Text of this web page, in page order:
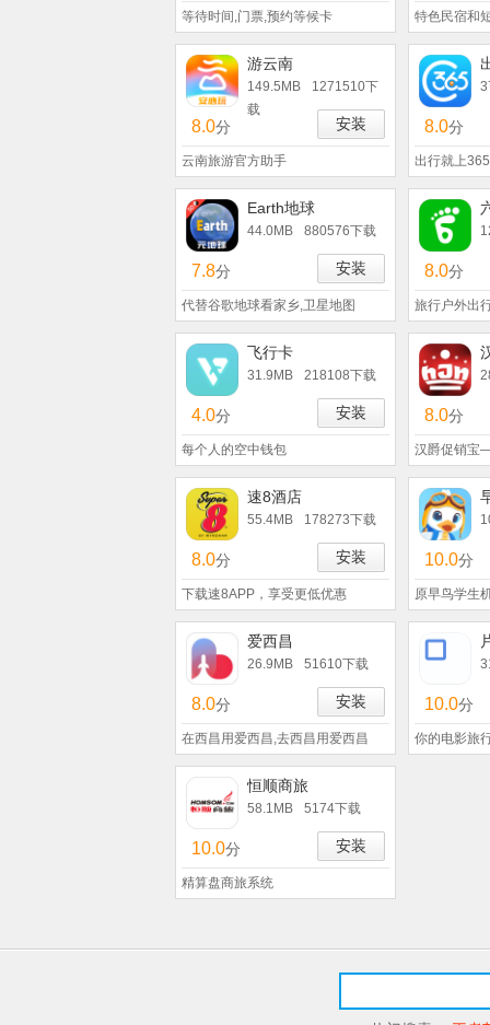
等待时间,门票,预约等候卡 特色民宿和
游云南
149.5MB
1271510下
载
8.0分 安装
云南旅游官方助手
8.0分
出行就上365
Earth地球
44.0MB 880576下载
7.8分 安装
代替谷歌地球看家乡,卫星地图
8.0分
旅行户外出
飞行卡
31.9MB 218108下载
4.0分 安装
每个人的空中钱包
8.0分
汉爵促销宝
速8酒店
55.4MB 178273下载
8.0分 安装
下载速8APP，享受更低优惠
10.0分
原早鸟学生
爱西昌
26.9MB 51610下载
8.0分 安装
在西昌用爱西昌,去西昌用爱西昌
10.0分
你的电影旅
恒顺商旅
58.1MB 5174下载
10.0分 安装
精算盘商旅系统